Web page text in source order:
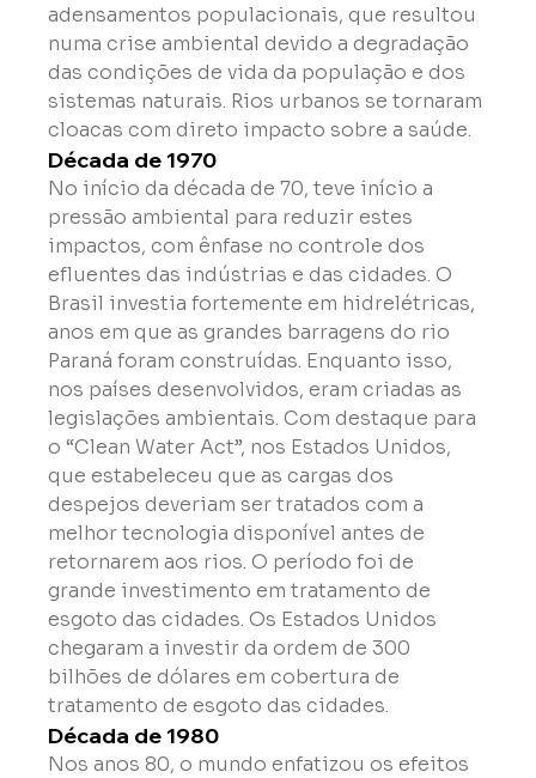
adensamentos populacionais, que resultou
numa crise ambiental devido a degradação
das condições de vida da população e dos
sistemas naturais. Rios urbanos se tornaram
cloacas com direto impacto sobre a saúde.
Década de 1970
No início da década de 70, teve início a
pressão ambiental para reduzir estes
impactos, com ênfase no controle dos
efluentes das indústrias e das cidades. O
Brasil investia fortemente em hidrelétricas,
anos em que as grandes barragens do rio
Paraná foram construídas. Enquanto isso,
nos países desenvolvidos, eram criadas as
legislações ambientais. Com destaque para
o “Clean Water Act”, nos Estados Unidos,
que estabeleceu que as cargas dos
despejos deveriam ser tratados com a
melhor tecnologia disponível antes de
retornarem aos rios. O período foi de
grande investimento em tratamento de
esgoto das cidades. Os Estados Unidos
chegaram a investir da ordem de 300
bilhões de dólares em cobertura de
tratamento de esgoto das cidades.
Década de 1980
Nos anos 80, o mundo enfatizou os efeitos